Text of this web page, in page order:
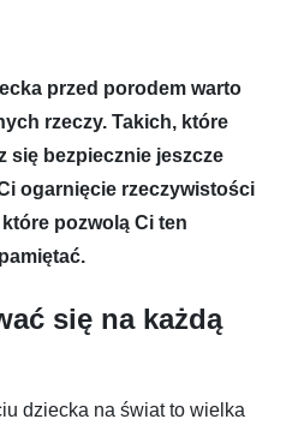
przed porodem warto
rzeczy. Takich, które
się bezpiecznie jeszcze
ogarnięcie rzeczywistości
pozwolą Ci ten
się na każdą
dziecka na świat to wielka